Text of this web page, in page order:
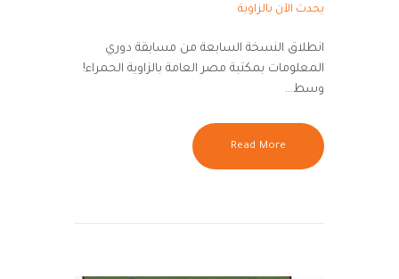
يحدث الآن بالزاوية
انطلاق النسخة السابعة من مسابقة دوري
المعلومات بمكتبة مصر العامة بالزاوية الحمراء!
وسط…
Read More